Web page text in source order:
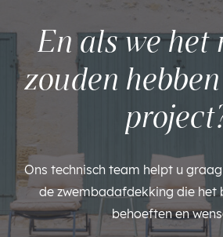
En als we het
zouden
Ons technisch team helpt u
de zwembadafdekking die het
behoeften en